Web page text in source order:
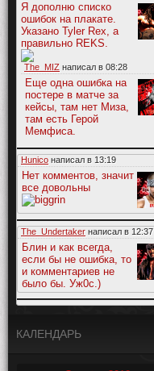
Я дополню списко
ошибок на плакате.
Указано Tyler Rex, а
правильно REKS.
The_MIZ написал в 08:28
Еще одна ошибка на
постере в матче за
кейсы, там нет Миза,
там есть Герой
Мемфиса.
Hunico написал в 13:19
Нет комментов, значит
все довольны
The_Undertaker написал в 12:37
Блин и как всегда,
если бы не ошибка, то
и комментариев не
было бы. Уж0с.)
КАЛЕНДАРЬ